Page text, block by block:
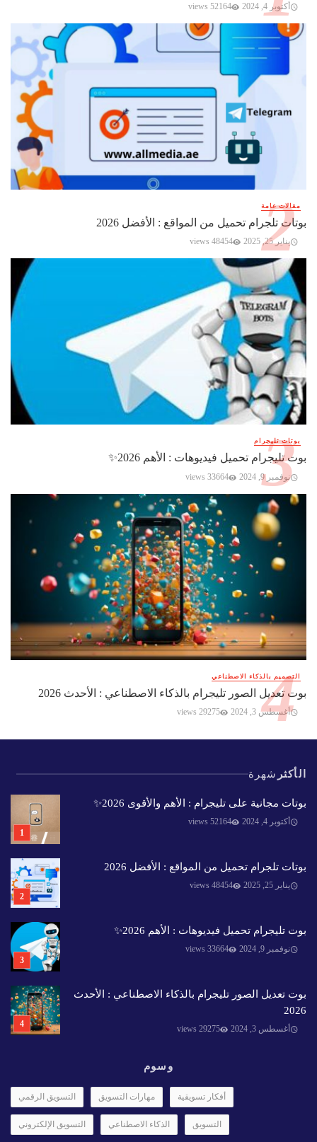
أكتوبر 4, 2024 52164 views
مقالات عامة
بوتات تلجرام تحميل من المواقع : الأفضل 2026
يناير 25, 2025 48454 views
بوتات تليجرام
بوت تليجرام تحميل فيديوهات : الأهم 2026✨️
نوفمبر 9, 2024 33664 views
التصميم بالذكاء الاصطناعي
بوت تعديل الصور تليجرام بالذكاء الاصطناعي : الأحدث 2026
أغسطس 3, 2024 29275 views
الأكثر شهرة
بوتات مجانية على تليجرام : الأهم والأقوى 2026✨️
أكتوبر 4, 2024 52164 views
بوتات تلجرام تحميل من المواقع : الأفضل 2026
يناير 25, 2025 48454 views
بوت تليجرام تحميل فيديوهات : الأهم 2026✨️
نوفمبر 9, 2024 33664 views
بوت تعديل الصور تليجرام بالذكاء الاصطناعي : الأحدث
2026
أغسطس 3, 2024 29275 views
وسوم
التسويق الرقمي مهارات التسويق أفكار تسويقية
التسويق الإلكتروني الذكاء الاصطناعي التسويق